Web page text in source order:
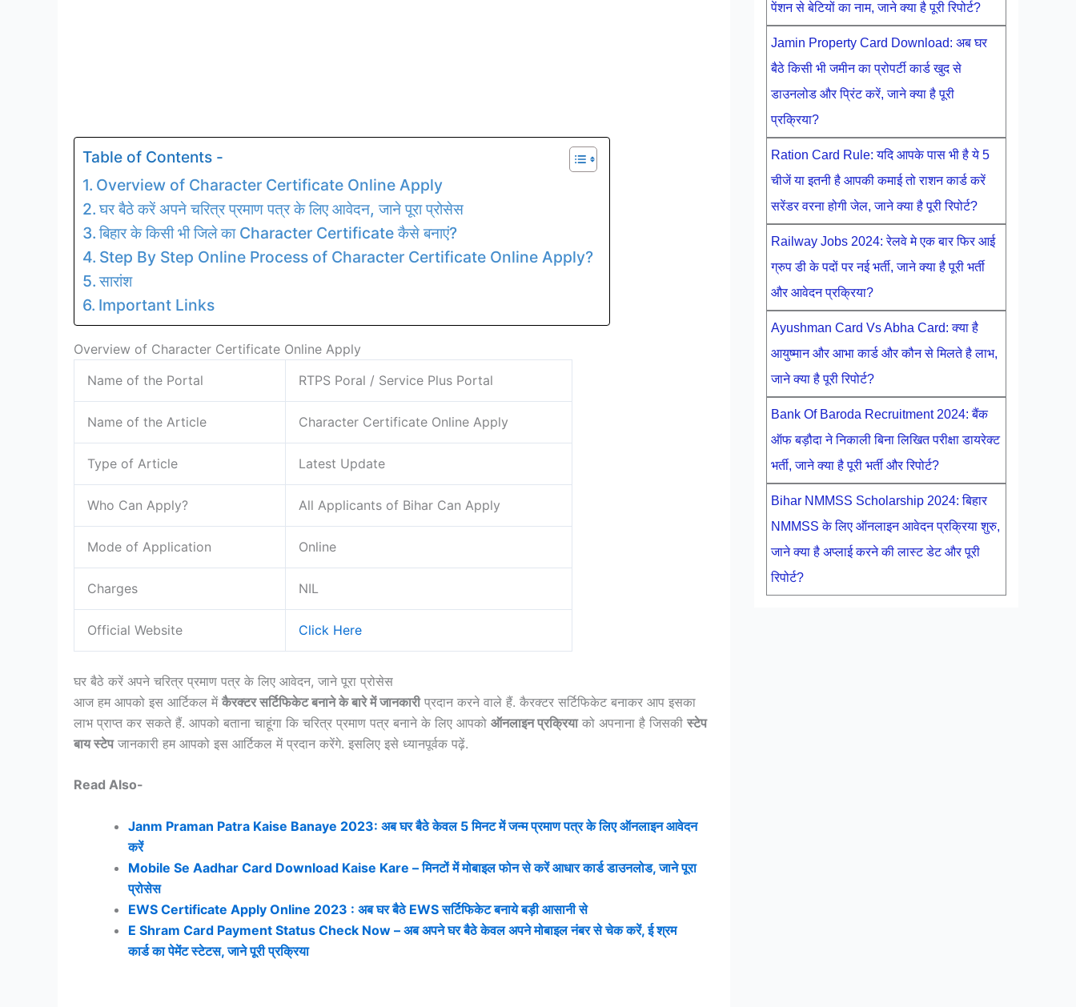
Table of Contents -
Overview of Character Certificate Online Apply
घर बैठे करें अपने चरित्र प्रमाण पत्र के लिए आवेदन, जाने पूरा प्रोसेस
बिहार के किसी भी जिले का Character Certificate कैसे बनाएं?
Step By Step Online Process of Character Certificate Online Apply?
सारांश
Important Links
Overview of Character Certificate Online Apply
Name of the Portal
RTPS Poral / Service Plus Portal
Name of the Article Character Certificate Online Apply
Type of Article Latest Update
Who Can Apply? All Applicants of Bihar Can Apply
Mode of Application Online
Charges NIL
Official Website Click Here
घर बैठे करें अपने चरित्र प्रमाण पत्र के लिए आवेदन, जाने पूरा प्रोसेस
आज हम आपको इस आर्टिकल में कैरक्टर सर्टिफिकेट बनाने के बारे में जानकारीप्रदान करने वाले हैं. कैरक्टर सर्टिफिकेट बनाकर आप इसका
लाभ प्राप्त कर सकते हैं. आपको बताना चाहूंगा कि चरित्र प्रमाण पत्र बनाने के लिए आपको ऑनलाइन प्रक्रियाको अपनाना है जिसकी स्टेप
बाय स्टेपजानकारी हम आपको इस आर्टिकल में प्रदान करेंगे. इसलिए इसे ध्यानपूर्वक पढ़ें.
Read Also-
Janm Praman Patra Kaise Banaye 2023: अब घर बैठे केवल 5 मिनट में जन्म प्रमाण पत्र के लिए ऑनलाइन आवेदन
करें
Mobile Se Aadhar Card Download Kaise Kare – मिनटों में मोबाइल फोन से करें आधार कार्ड डाउनलोड, जाने पूरा
प्रोसेस
EWS Certificate Apply Online 2023 : अब घर बैठे EWS सर्टिफिकेट बनाये बड़ी आसानी से
E Shram Card Payment Status Check Now – अब अपने घर बैठे केवल अपने मोबाइल नंबर से चेक करें, ई श्रम
कार्ड का पेमेंट स्टेटस, जाने पूरी प्रक्रिया
पेंशन से बेटियों का नाम, जाने क्या है पूरी रिपोर्ट?
Jamin Property Card Download: अब घर
बैठे किसी भी जमीन का प्रोपर्टी कार्ड खुद से
डाउनलोड और प्रिंट करें, जाने क्या है पूरी
प्रक्रिया?
Ration Card Rule: यदि आपके पास भी है ये 5
चीजें या इतनी है आपकी कमाई तो राशन कार्ड करें
सरेंडर वरना होगी जेल, जाने क्या है पूरी रिपोर्ट?
Railway Jobs 2024: रेलवे मे एक बार फिर आई
ग्रुप डी के पदों पर नई भर्ती, जाने क्या है पूरी भर्ती
और आवेदन प्रक्रिया?
Ayushman Card Vs Abha Card: क्या है
आयुष्मान और आभा कार्ड और कौन से मिलते है लाभ,
जाने क्या है पूरी रिपोर्ट?
Bank Of Baroda Recruitment 2024: बैंक
ऑफ बड़ौदा ने निकाली बिना लिखित परीक्षा डायरेक्ट
भर्ती, जाने क्या है पूरी भर्ती और रिपोर्ट?
Bihar NMMSS Scholarship 2024: बिहार
NMMSS के लिए ऑनलाइन आवेदन प्रक्रिया शुरु,
जाने क्या है अप्लाई करने की लास्ट डेट और पूरी
रिपोर्ट?